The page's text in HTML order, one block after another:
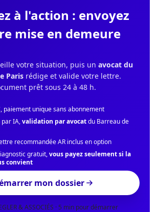
à l'action : envoyez
mise en demeure
votre situation, puis un avocat du
Paris rédige et valide votre lettre.
prêt sous 24 à 48 h.
, paiement unique sans abonnement
par IA,validation par avocatdu Barreau de
recommandée AR inclus en option
gratuit,vous payez seulement si la
convient
mon dossier
& ASSOCIÉS · 5 min pour démarrer